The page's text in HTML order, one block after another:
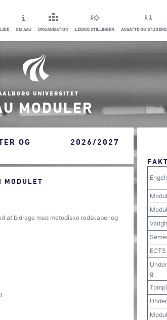
OM AAU ORGANISATION LEDIGE STILLINGER ANSATTE OG
MODULER
OG
2026/2027
MODULET
at bidrage med metodiske redskaber og
ECTS
g